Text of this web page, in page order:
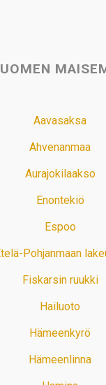
Aavasaksa
Ahvenanmaa
Aurajokilaakso
Enontekiö
Espoo
Pohjanmaan
Fiskarsin ruukki
Hailuoto
Hämeenkyrö
Hämeenlinna